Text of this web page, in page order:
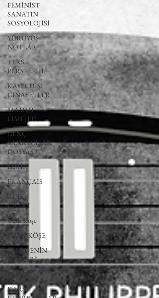
FEMİNİST
SANATIN
SOSYOLOJİSİ
YÜRÜYÜŞ
NOTLARI
TERS
PERSPEKTİF
KAYIT DIŞI
CİNAYETLER
MAMUT
LIMITED
GENÇ
SANATÇILAR
DOSYASI
İZMİR
FRANÇAIS
AÇIK
ÇAĞRI
Uzak Köşe
UZAK KÖŞE
MADDENİN
HALLERİ
PERVAZ
KARŞI-